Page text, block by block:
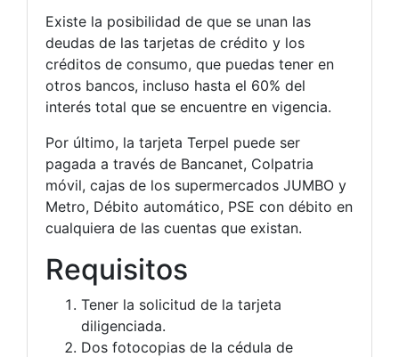
Existe la posibilidad de que se unan las
deudas de las tarjetas de crédito y los
créditos de consumo, que puedas tener en
otros bancos, incluso hasta el 60% del
interés total que se encuentre en vigencia.
Por último, la tarjeta Terpel puede ser
pagada a través de Bancanet, Colpatria
móvil, cajas de los supermercados JUMBO y
Metro, Débito automático, PSE con débito en
cualquiera de las cuentas que existan.
Requisitos
Tener la solicitud de la tarjeta
diligenciada.
Dos fotocopias de la cédula de